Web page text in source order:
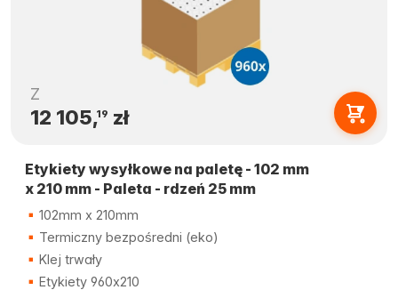
Z
12 105,19 zł
Etykiety wysyłkowe na paletę - 102 mm
x 210 mm - Paleta - rdzeń 25 mm
102mm x 210mm
Termiczny bezpośredni (eko)
Klej trwały
Etykiety 960x210